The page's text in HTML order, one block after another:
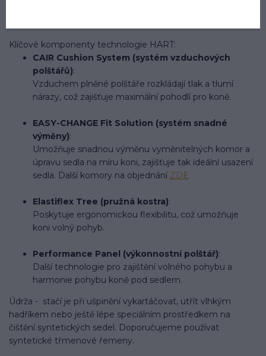
Klíčové komponenty technologie HART:
CAIR Cushion System (systém vzduchových
polštářů):
Vzduchem plněné polštáře rozkládají tlak a tlumí
nárazy, což zajišťuje maximální pohodlí pro koně.
EASY-CHANGE Fit Solution (systém snadné
výměny):
Umožňuje snadnou výměnu vyměnitelných komor a
úpravu sedla na míru koni, zajišťuje tak ideální usazení
sedla. Další komory na objednání ZDE
Elastiflex Tree (pružná kostra):
Poskytuje ergonomickou flexibilitu, což umožňuje
koni volný pohyb.
Performance Panel (výkonnostní polštář):
Další technologie pro zajištění volného pohybu a
harmonie pohybu koně pod sedlem.
Údrža - stačí je při ušpinění vykartáčovat, utřít vlhkým
hadříkem nebo ještě lépe speciálním prostředkem na
čištění syntetických sedel. Doporučujeme používat
syntetické třmenové řemeny.